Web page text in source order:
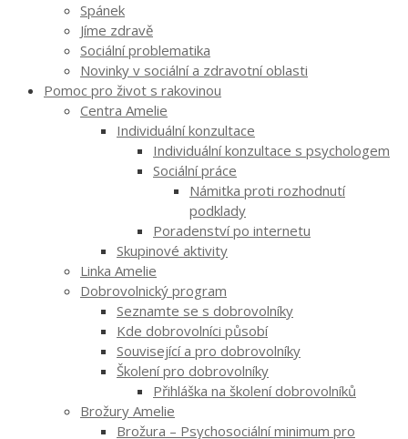
Spánek
Jíme zdravě
Sociální problematika
Novinky v sociální a zdravotní oblasti
Pomoc pro život s rakovinou
Centra Amelie
Individuální konzultace
Individuální konzultace s psychologem
Sociální práce
Námitka proti rozhodnutí
podklady
Poradenství po internetu
Skupinové aktivity
Linka Amelie
Dobrovolnický program
Seznamte se s dobrovolníky
Kde dobrovolníci působí
Související a pro dobrovolníky
Školení pro dobrovolníky
Přihláška na školení dobrovolníků
Brožury Amelie
Brožura – Psychosociální minimum pro